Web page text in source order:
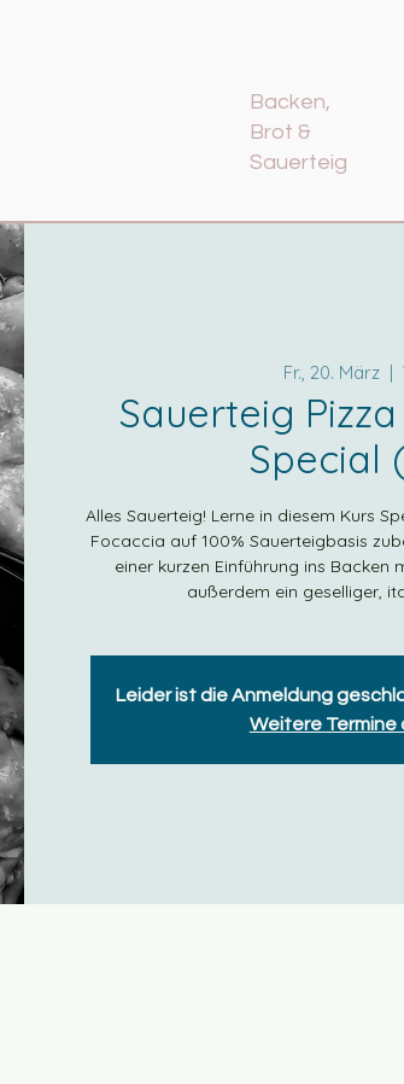
Backen,
Brot &
Sauerteig
Fr., 20. März
  |
Sauerteig
Special
Alles Sauerteig! Lerne in diesem Kurs
Focaccia auf 100% Sauerteigbasis
einer kurzen Einführung ins
außerdem ein geselliger,
Leider ist die Anmeldung
Weitere Termine